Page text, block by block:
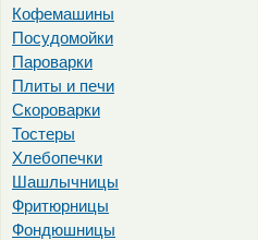
Кофемашины
Посудомойки
Пароварки
Плиты и печи
Скороварки
Тостеры
Хлебопечки
Шашлычницы
Фритюрницы
Фондюшницы